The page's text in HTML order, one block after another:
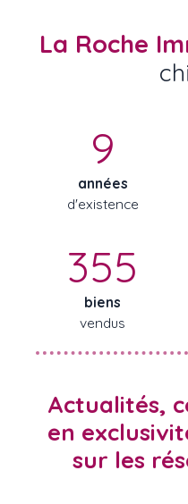
La Roche
9
années
d'existence
355
biens
vendus
Actualités,
en
sur les